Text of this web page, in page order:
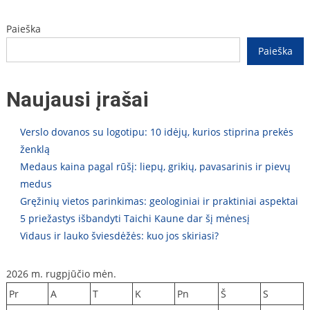
Paieška
Paieška
Naujausi įrašai
Verslo dovanos su logotipu: 10 idėjų, kurios stiprina prekės
ženklą
Medaus kaina pagal rūšį: liepų, grikių, pavasarinis ir pievų
medus
Gręžinių vietos parinkimas: geologiniai ir praktiniai aspektai
5 priežastys išbandyti Taichi Kaune dar šį mėnesį
Vidaus ir lauko šviesdėžės: kuo jos skiriasi?
2026 m. rugpjūčio mėn.
Pr
A T K Pn Š
S